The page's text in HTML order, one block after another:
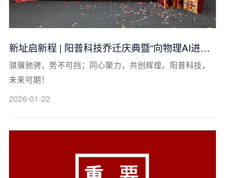
新址启新程 | 阳普科技乔迁庆典暨“向物理AI进军”
动员大会圆满举行
骐骥驰骋，势不可挡；同心聚力，共创辉煌。阳普科技，
未来可期！
2026-01-22